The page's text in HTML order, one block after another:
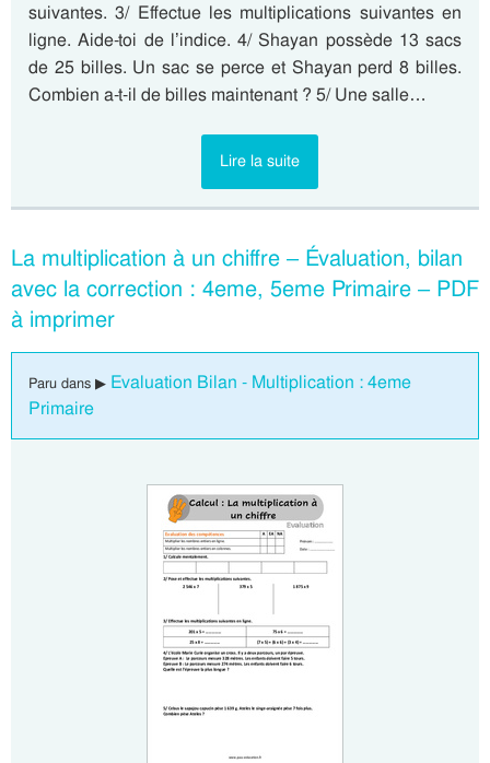
suivantes. 3/ Effectue les multiplications suivantes en
ligne. Aide-toi de l’indice. 4/ Shayan possède 13 sacs
de 25 billes. Un sac se perce et Shayan perd 8 billes.
Combien a-t-il de billes maintenant ? 5/ Une salle…
Lire la suite
La multiplication à un chiffre – Évaluation, bilan
avec la correction : 4eme, 5eme Primaire – PDF
à imprimer
Paru dans ▶ Evaluation Bilan - Multiplication : 4eme
Primaire